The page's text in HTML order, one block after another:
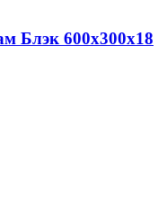
Блэк 600x300x18